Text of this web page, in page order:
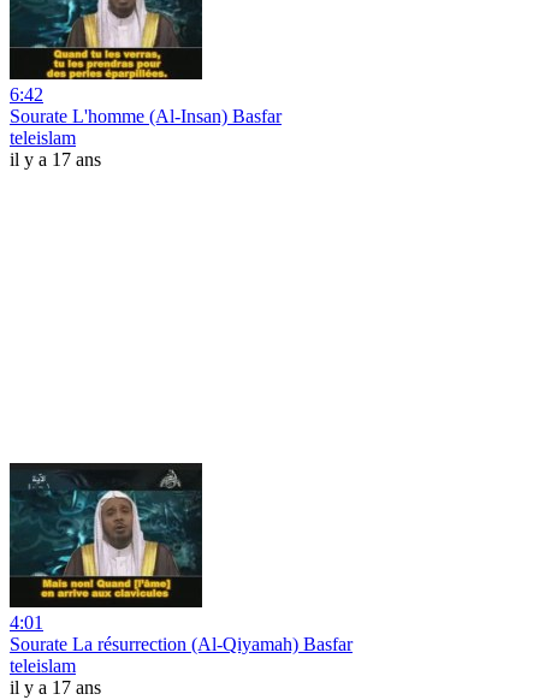
6:42
Sourate L'homme (Al-Insan) Basfar
teleislam
il y a 17 ans
4:01
Sourate La résurrection (Al-Qiyamah) Basfar
teleislam
il y a 17 ans